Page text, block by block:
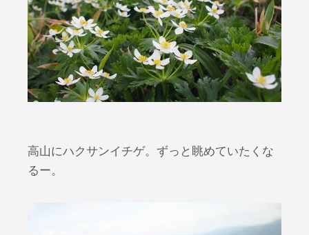
高山にハクサンイチゲ。ずっと眺めていたくな
るー。